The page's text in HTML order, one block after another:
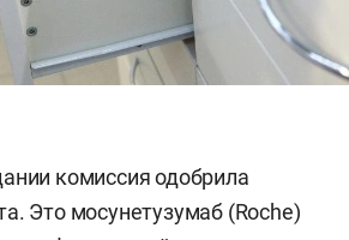
комиссия одобрила
Это мосунетузумаб (Roche)